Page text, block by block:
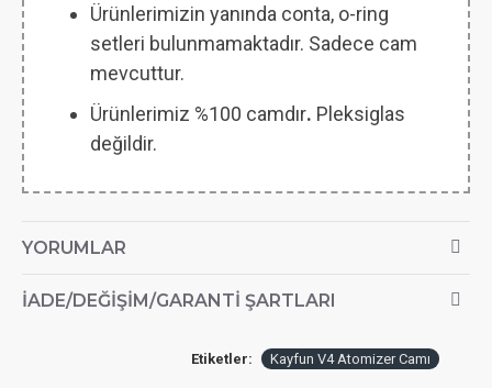
Ürünlerimizin yanında conta, o-ring
setleri bulunmamaktadır. Sadece cam
mevcuttur.
Ürünlerimiz %100 camdır. Pleksiglas
değildir.
YORUMLAR
İADE/DEĞIŞIM/GARANTI ŞARTLARI
Etiketler: Kayfun V4 Atomizer Camı